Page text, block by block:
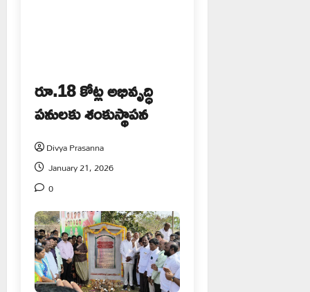
రూ.18 కోట్ల అభివృద్ధి
పనులకు శంకుస్థాపన
Divya Prasanna
January 21, 2026
0